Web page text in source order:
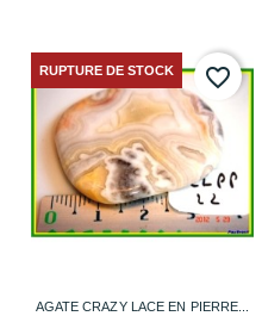
AGATE CRAZY LACE EN PIERRE...
RUPTURE DE STOCK favorite_border